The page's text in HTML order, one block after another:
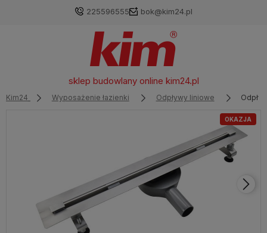
225596555 bok@kim24.pl
sklep budowlany online kim24.pl
Kim24 Wyposażenie łazienki Odpływy liniowe
OKAZJA